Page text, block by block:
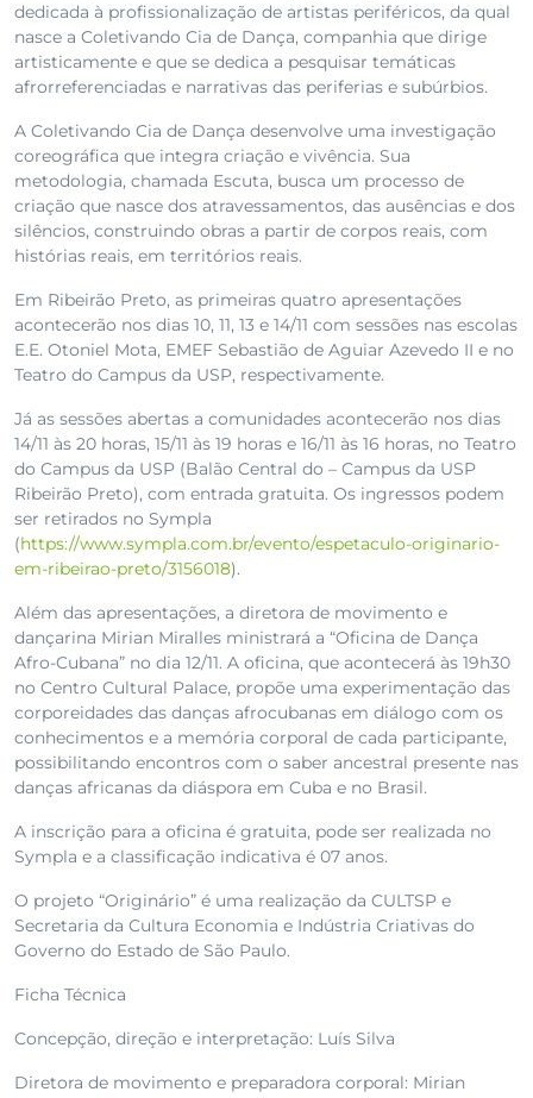
dedicada à profissionalização de artistas periféricos, da qual
nasce a Coletivando Cia de Dança, companhia que dirige
artisticamente e que se dedica a pesquisar temáticas
afrorreferenciadas e narrativas das periferias e subúrbios.
A Coletivando Cia de Dança desenvolve uma investigação
coreográfica que integra criação e vivência. Sua
metodologia, chamada Escuta, busca um processo de
criação que nasce dos atravessamentos, das ausências e dos
silêncios, construindo obras a partir de corpos reais, com
histórias reais, em territórios reais.
Em Ribeirão Preto, as primeiras quatro apresentações
acontecerão nos dias 10, 11, 13 e 14/11 com sessões nas escolas
E.E. Otoniel Mota, EMEF Sebastião de Aguiar Azevedo II e no
Teatro do Campus da USP, respectivamente.
Já as sessões abertas a comunidades acontecerão nos dias
14/11 às 20 horas, 15/11 às 19 horas e 16/11 às 16 horas, no Teatro
do Campus da USP (Balão Central do – Campus da USP
Ribeirão Preto), com entrada gratuita. Os ingressos podem
ser retirados no Sympla
(https://www.sympla.com.br/evento/espetaculo-originario-
em-ribeirao-preto/3156018).
Além das apresentações, a diretora de movimento e
dançarina Mirian Miralles ministrará a “Oficina de Dança
Afro-Cubana” no dia 12/11. A oficina, que acontecerá às 19h30
no Centro Cultural Palace, propõe uma experimentação das
corporeidades das danças afrocubanas em diálogo com os
conhecimentos e a memória corporal de cada participante,
possibilitando encontros com o saber ancestral presente nas
danças africanas da diáspora em Cuba e no Brasil.
A inscrição para a oficina é gratuita, pode ser realizada no
Sympla e a classificação indicativa é 07 anos.
O projeto “Originário” é uma realização da CULTSP e
Secretaria da Cultura Economia e Indústria Criativas do
Governo do Estado de São Paulo.
Ficha Técnica
Concepção, direção e interpretação: Luís Silva
Diretora de movimento e preparadora corporal: Mirian